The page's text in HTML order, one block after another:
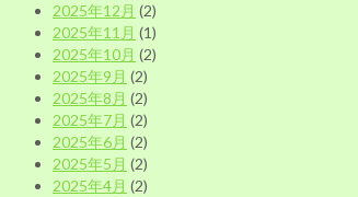
2025年12月 (2)
2025年11月 (1)
2025年10月 (2)
2025年9月 (2)
2025年8月 (2)
2025年7月 (2)
2025年6月 (2)
2025年5月 (2)
2025年4月 (2)